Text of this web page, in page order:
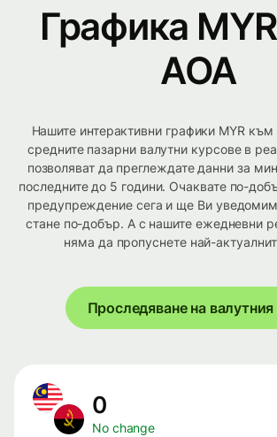
Графика
AOA
Нашите интерактивни графики MYR към
средните пазарни валутни курсове в
позволяват да преглеждате данни за
последните до 5 години. Очаквате по-
предупреждение сега и ще Ви
стане по-добър. А с нашите ежедневни
няма да пропуснете най-
Проследяване на валутния
0
No change